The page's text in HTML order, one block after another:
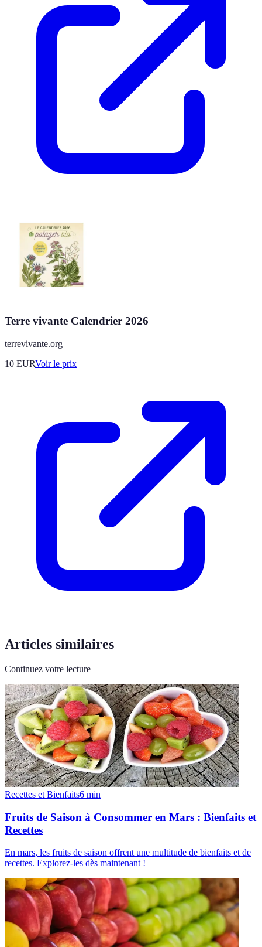
Terre vivante Calendrier 2026
terrevivante.org
10 EURVoir le prix
Articles similaires
Continuez votre lecture
Recettes et Bienfaits6 min
Fruits de Saison à Consommer en Mars : Bienfaits et
Recettes
En mars, les fruits de saison offrent une multitude de bienfaits et de
recettes. Explorez-les dès maintenant !